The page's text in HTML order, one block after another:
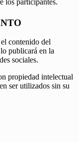
los participantes.
contenido del
lo publicará en la
sociales.
propiedad intelectual
ser utilizados sin su